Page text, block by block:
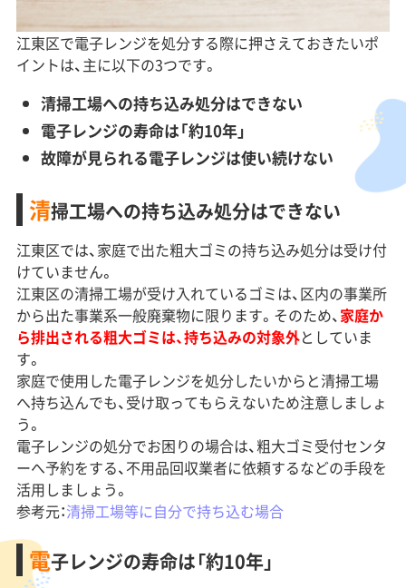
江東区で電子レンジを処分する際に押さえておきたいポ
イントは、主に以下の3つです。
清掃工場への持ち込み処分はできない
電子レンジの寿命は「約10年」
故障が見られる電子レンジは使い続けない
清掃工場への持ち込み処分はできない
江東区では、家庭で出た粗大ゴミの持ち込み処分は受け付
けていません。
江東区の清掃工場が受け入れているゴミは、区内の事業所
から出た事業系一般廃棄物に限ります。そのため、家庭か
ら排出される粗大ゴミは、持ち込みの対象外としていま
す。
家庭で使用した電子レンジを処分したいからと清掃工場
へ持ち込んでも、受け取ってもらえないため注意しましょ
う。
電子レンジの処分でお困りの場合は、粗大ゴミ受付センタ
ーへ予約をする、不用品回収業者に依頼するなどの手段を
活用しましょう。
参考元：清掃工場等に自分で持ち込む場合
電子レンジの寿命は「約10年」